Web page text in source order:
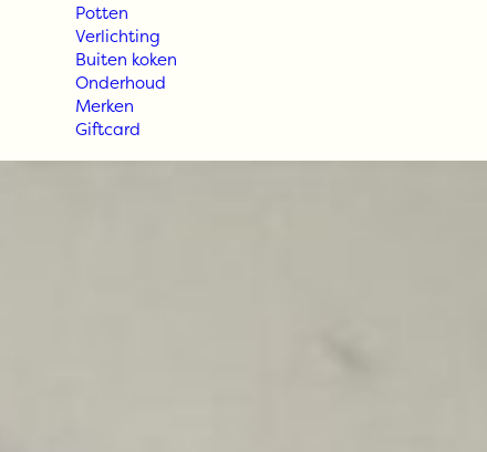
Potten
Verlichting
Buiten koken
Onderhoud
Merken
Giftcard